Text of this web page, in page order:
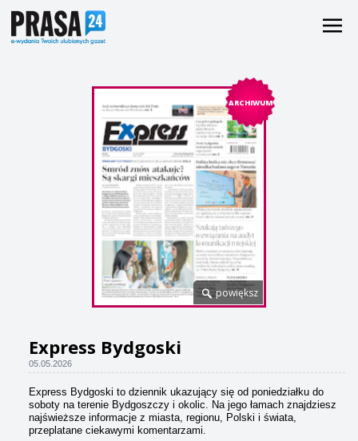
ARCHIWUM
powiększ
Express Bydgoski
05.05.2026
Express Bydgoski to dziennik ukazujący się od poniedziałku do
soboty na terenie Bydgoszczy i okolic. Na jego łamach znajdziesz
najświeższe informacje z miasta, regionu, Polski i świata,
przeplatane ciekawymi komentarzami.